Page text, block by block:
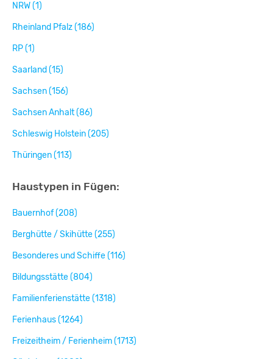
NRW (1)
Rheinland Pfalz (186)
RP (1)
Saarland (15)
Sachsen (156)
Sachsen Anhalt (86)
Schleswig Holstein (205)
Thüringen (113)
Haustypen in Fügen:
Bauernhof (208)
Berghütte / Skihütte (255)
Besonderes und Schiffe (116)
Bildungsstätte (804)
Familienferienstätte (1318)
Ferienhaus (1264)
Freizeitheim / Ferienheim (1713)